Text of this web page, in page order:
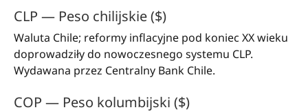
CLP — Peso chilijskie ($)
Waluta Chile; reformy inflacyjne pod koniec XX wieku
doprowadziły do nowoczesnego systemu CLP.
Wydawana przez Centralny Bank Chile.
COP — Peso kolumbijski ($)